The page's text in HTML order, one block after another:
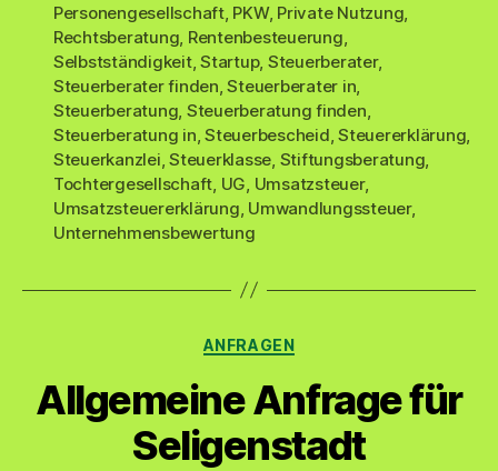
Personengesellschaft, PKW, Private Nutzung
Rechtsberatung Rentenbesteuerung
Selbstständigkeit,Startup, Steuerberater,
Steuerberater finden ,Steuerberater in
Steuerberatung Steuerberatung finden
Steuerberatung in ,Steuerbescheid ,Steuererklärung
Steuerkanzlei ,Steuerklasse Stiftungsberatung
Tochtergesellschaft UG Umsatzsteuer,
Umsatzsteuererklärung Umwandlungssteuer,
Unternehmensbewertung
Kategorien
ANFRAGEN
Allgemeine Anfrage für
Seligenstadt